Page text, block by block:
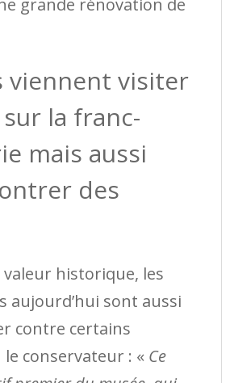
viennent visiter
la franc-
mais aussi
des
historique, les
aujourd’hui sont aussi
contre certains
conservateur : « Ce